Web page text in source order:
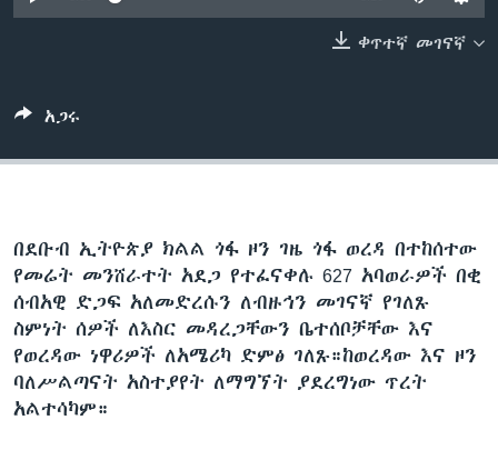
ቀጥተኛ መገናኛ
አጋሩ
በደቡብ ኢትዮጵያ ክልል ጎፋ ዞን ገዜ ጎፋ ወረዳ በተከሰተው
የመሬት መንሸራተት አደጋ የተፈናቀሉ 627 አባወራዎች በቂ
ሰብአዊ ድጋፍ አለመድረሱን ለብዙኅን መገናኛ የገለጹ
ስምነት ሰዎች ለእስር መዳረጋቸውን ቤተሰቦቻቸው እና
የወረዳው ነዋሪዎች ለአሜሪካ ድምፅ ገለጹ።ከወረዳው እና ዞን
ባለሥልጣናት አስተያየት ለማግኘት ያደረግነው ጥረት
አልተሳካም።